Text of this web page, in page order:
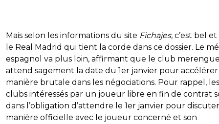
Mais selon les informations du site Fichajes, c’est bel
le Real Madrid qui tient la corde dans ce dossier. Le
espagnol va plus loin, affirmant que le club
attend sagement la date du 1er janvier pour
manière brutale dans les négociations. Pour rappel, les
clubs intéressés par un joueur libre en fin de contrat
dans l’obligation d’attendre le 1er janvier pour
manière officielle avec le joueur concerné et son